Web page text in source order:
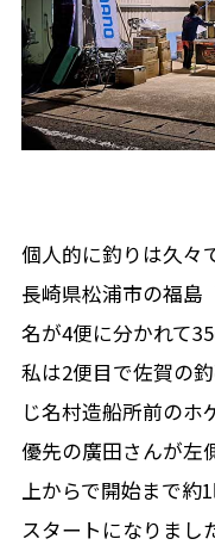
個人的に釣りは久々
長崎県松浦市の福島
名が4便に分かれて
私は2便目で佐賀の
じ名村造船所前の
優先の廣田さんが左
上からで開始まで約
スタートになりまし